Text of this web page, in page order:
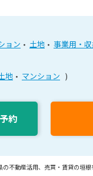
ョン 土地 事業用・
地 マンション
約
の不動産活用、売買・賃貸の垣